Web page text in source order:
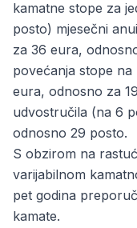
kamatne stope za
posto) mjesečni
za 36 eura,
povećanja stope
eura, odnosno za
udvostručila (na 6
odnosno 29 posto.
S obzirom na
varijabilnom
pet godina
kamate.